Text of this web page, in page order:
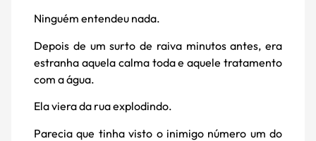
Ninguém entendeu nada.
Depois de um surto de raiva minutos antes, era
estranha aquela calma toda e aquele tratamento
com a água.
Ela viera da rua explodindo.
Parecia que tinha visto o inimigo número um do